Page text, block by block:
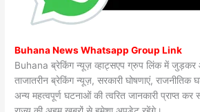
Buhana News Whatsapp Group Link
Buhana ब्रेकिंग न्यूज़ व्हाट्सएप ग्रुप लिंक में जुड़कर
ताजातरीन ब्रेकिंग न्यूज़, सरकारी घोषणाएं, राजनीतिक
अन्य महत्वपूर्ण घटनाओं की त्वरित जानकारी प्राप्त